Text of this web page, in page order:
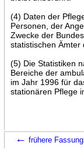
(4) Daten der
Personen, der
Zwecke der
statistischen Ämter
(5) Die Statistiken
Bereiche der
im Jahr 1996 für
stationären Pflege
← frühere